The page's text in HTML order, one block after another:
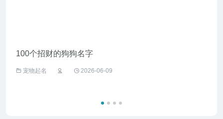
100个招财的狗狗名字
宠物起名 2026-06-09